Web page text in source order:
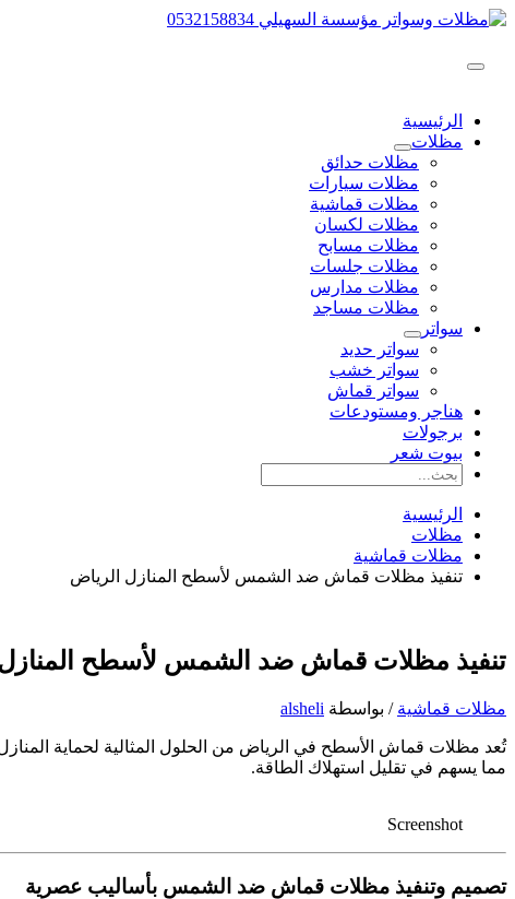
تخطي
المحتوى
القائمة
الرئيسية
مظلات
مظلات حدائق
مظلات سيارات
مظلات قماشية
مظلات لكسان
مظلات مسابح
مظلات جلسات
مظلات مدارس
مظلات مساجد
سواتر
سواتر حديد
سواتر خشب
سواتر قماش
هناجر ومستودعات
برجولات
بيوت شعر
البحث
الرئيسية
مظلات
مظلات قماشية
تنفيذ مظلات قماش ضد الشمس لأسطح المنازل الرياض
تنفيذ مظلات قماش ضد الشمس لأسطح
مظلات قماشية / بواسطة alsheli
تُعد مظلات قماش الأسطح في الرياض من الحلول المثالية لحماية
مما يسهم في تقليل استهلاك الطاقة.
Screenshot
تصميم وتنفيذ مظلات قماش ضد الشمس بأساليب عصرية